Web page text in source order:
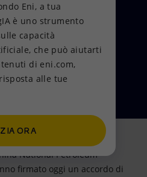
nuova soluzione di intelligenza
un accordo di
National Petroleum
firmato oggi un accordo di
Eni, a tua
è uno strumento
capacità
che può aiutarti
di eni.com,
alle tue
ORA